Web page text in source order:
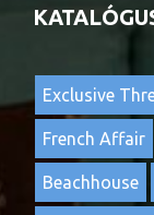
Exclusive
French Affair
Beachhouse